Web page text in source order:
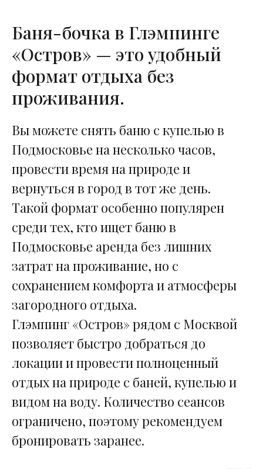
Баня-бочка в Глэмпинге
«Остров» — это удобный
формат отдыха без
проживания.
Вы можете снять баню с купелью в
Подмосковье на несколько часов,
провести время на природе и
вернуться в город в тот же день.
Такой формат особенно популярен
среди тех, кто ищет баню в
Подмосковье аренда без лишних
затрат на проживание, но с
сохранением комфорта и атмосферы
загородного отдыха.
Глэмпинг «Остров» рядом с Москвой
позволяет быстро добраться до
локации и провести полноценный
отдых на природе с баней, купелью и
видом на воду. Количество сеансов
ограничено, поэтому рекомендуем
бронировать заранее.